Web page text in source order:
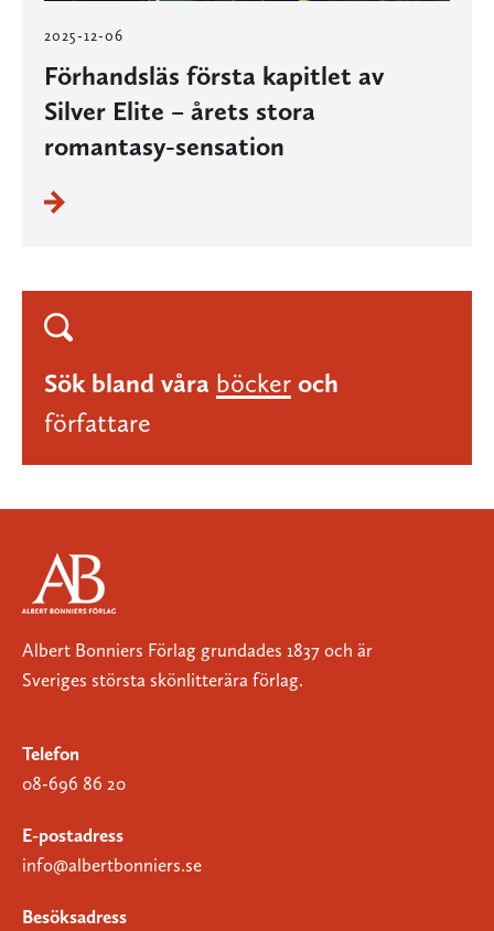
2025-12-06
Förhandsläs första kapitlet av
Silver Elite – årets stora
romantasy-sensation
Sök bland våra böcker och
författare
Albert Bonniers Förlag grundades 1837 och är
Sveriges största skönlitterära förlag.
Telefon
08-696 86 20
E-postadress
info@albertbonniers.se
Besöksadress